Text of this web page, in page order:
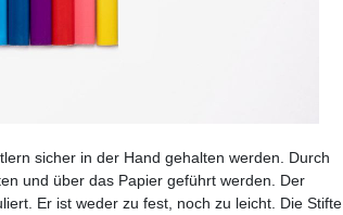
sicher in der Hand gehalten werden. Durch
und über das Papier geführt werden. Der
Er ist weder zu fest, noch zu leicht. Die Stifte